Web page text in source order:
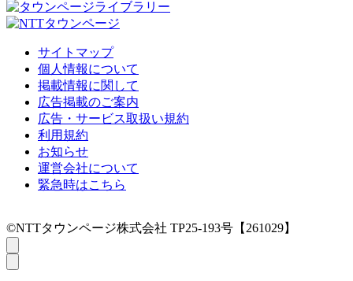
サイトマップ
個人情報について
掲載情報に関して
広告掲載のご案内
広告・サービス取扱い規約
利用規約
お知らせ
運営会社について
緊急時はこちら
©NTTタウンページ株式会社 TP25-193号【261029】